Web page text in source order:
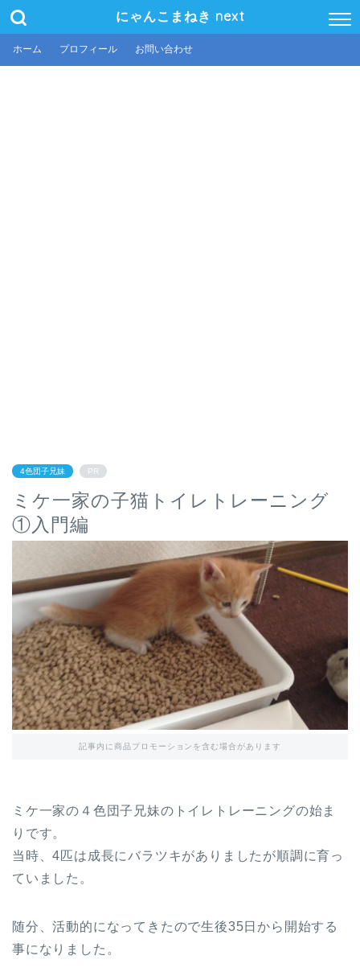
にゃんこまねき next
ホーム プロフィール お問い合わせ
4色団子兄妹 PR
ミケ一家の子猫トイレトレーニング
①入門編
記事内に商品プロモーションを含む場合があります
ミケ一家の４色団子兄妹のトイレトレーニングの始ま
りです。
当時、4匹は成長にバラツキがありましたが順調に育っ
ていました。
随分、活動的になってきたので生後35日から開始する
事になりました。